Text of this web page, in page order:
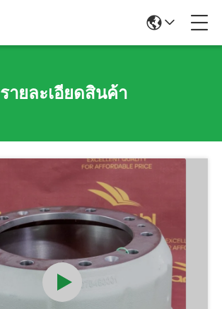
รายละเอียดสินค้า